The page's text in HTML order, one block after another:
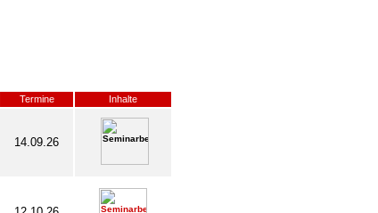
Termine Inhalte
14.09.26